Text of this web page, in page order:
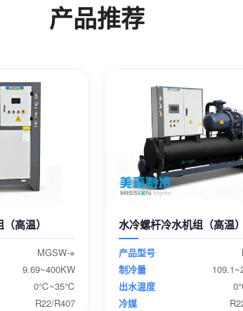
产品推荐
高温）
MGSW-※
9.69~400KW
0℃~35℃
R22/R407
水冷螺杆冷水机组（高温）
产品型号
制冷量
出水温度
冷媒